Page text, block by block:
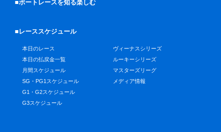
■ボートレースを知る楽しむ
■レーススケジュール
本日のレース
本日の払戻金一覧
月間スケジュール
SG・PG1スケジュール
G1・G2スケジュール
G3スケジュール
ヴィーナスシリーズ
ルーキーシリーズ
マスターズリーグ
メディア情報